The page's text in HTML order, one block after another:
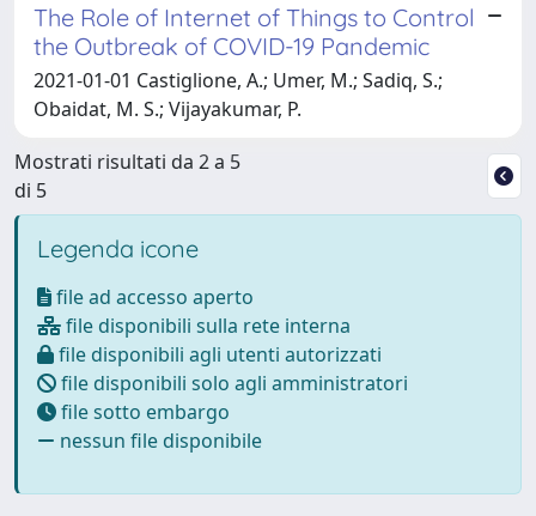
The Role of Internet of Things to Control
the Outbreak of COVID-19 Pandemic
2021-01-01 Castiglione, A.; Umer, M.; Sadiq, S.;
Obaidat, M. S.; Vijayakumar, P.
Mostrati risultati da 2 a 5
di 5
Legenda icone
file ad accesso aperto
file disponibili sulla rete interna
file disponibili agli utenti autorizzati
file disponibili solo agli amministratori
file sotto embargo
nessun file disponibile